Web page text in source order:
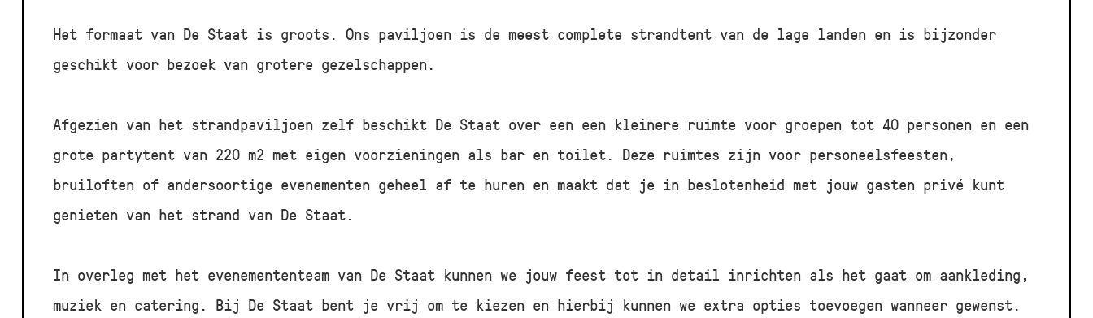
Het formaat van De Staat is groots. Ons paviljoen is de meest complete strandtent van de lage landen en is bijzonder
geschikt voor bezoek van grotere gezelschappen.
Afgezien van het strandpaviljoen zelf beschikt De Staat over een een kleinere ruimte voor groepen tot 40 personen en een
grote partytent van 220 m2 met eigen voorzieningen als bar en toilet. Deze ruimtes zijn voor personeelsfeesten,
bruiloften of andersoortige evenementen geheel af te huren en maakt dat je in beslotenheid met jouw gasten privé kunt
genieten van het strand van De Staat.
In overleg met het evenemententeam van De Staat kunnen we jouw feest tot in detail inrichten als het gaat om aankleding,
muziek en catering. Bij De Staat bent je vrij om te kiezen en hierbij kunnen we extra opties toevoegen wanneer gewenst.